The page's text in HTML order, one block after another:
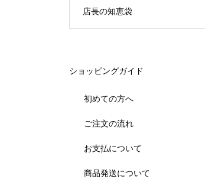
店長の知恵袋
ショッピングガイド
初めての方へ
ご注文の流れ
お支払について
商品発送について